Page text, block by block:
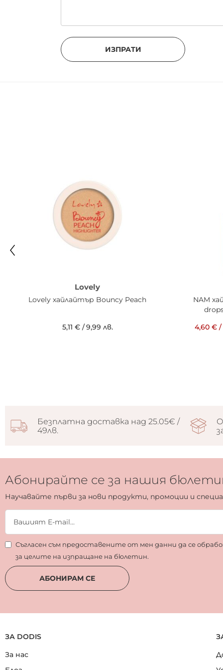
ИЗПРАТИ
Lovely
Lovely хайлайтър Bouncy Peach
5,11 €/9,99 лв.
NAM
4,60 €/
Безплатна доставка над 25.05€ /
49лв.
Абонирайте се за нашия
Научавайте първи за нови продукти, промоции и
Съгласен съм предоставените от мен данни да се
за целите на изпращане на бюлетин.
АБОНИРАМ СЕ
ЗА DODIS
За нас